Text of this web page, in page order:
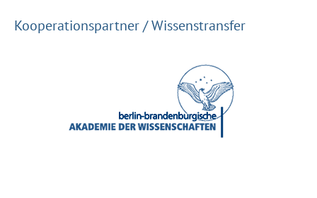
Kooperationspartner / Wissenstransfer